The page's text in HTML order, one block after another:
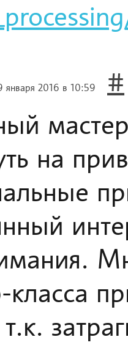
января 2016 в 10:59 #
на
класса